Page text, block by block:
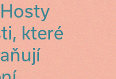
které